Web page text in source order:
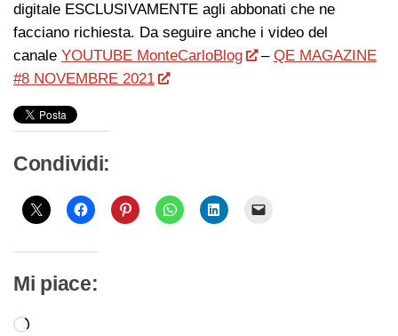
digitale ESCLUSIVAMENTE agli abbonati che ne
facciano richiesta. Da seguire anche i video del
canale YOUTUBE MonteCarloBlog – QE MAGAZINE
#8 NOVEMBRE 2021
Condividi:
Mi piace:
Caricamento